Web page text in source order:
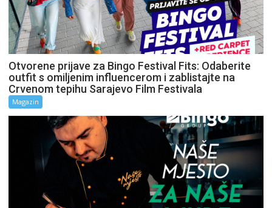
Otvorene prijave za Bingo Festival Fits: Odaberite
outfit s omiljenim influencerom i zablistajte na
Crvenom tepihu Sarajevo Film Festivala
Magazin